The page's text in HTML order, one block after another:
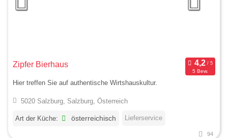
Zipfer Bierhaus
5 Bew.
Hier treffen Sie auf authentische Wirtshauskultur.
5020 Salzburg, Salzburg, Österreich
Art der Küche: österreichisch Lieferservice
94